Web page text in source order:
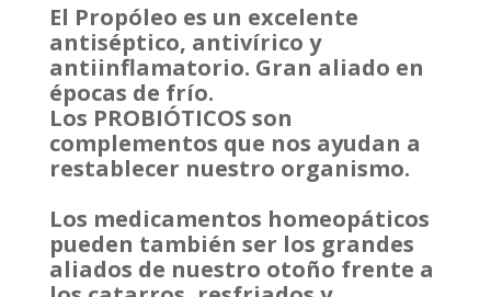
El Propóleo es un excelente
antiséptico, antivírico y
antiinflamatorio. Gran aliado en
épocas de frío.
Los PROBIÓTICOS son
complementos que nos ayudan a
restablecer nuestro organismo.
Los medicamentos homeopáticos
pueden también ser los grandes
aliados de nuestro otoño frente a